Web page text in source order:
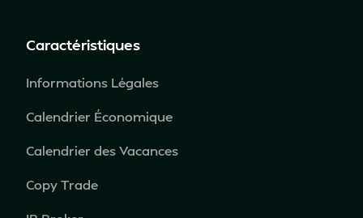
Caractéristiques
Informations Légales
Calendrier Économique
Calendrier des Vacances
Copy Trade